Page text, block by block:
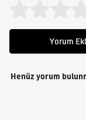
Yorum
Henüz yorum